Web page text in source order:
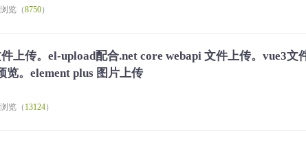
浏览（8750）
上传。el-upload配合.net core webapi 文件上传。vue3
。element plus 图片上传
浏览（ 13124）